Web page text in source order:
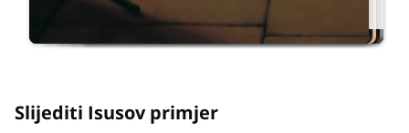
paraliziranom muškarcu hodati.
ljudi u gomili s pet kruhova i dvije ribe.
krećući se naprijed.
uvjerenja.
i primiti oprost za svoje grijehe.
Slijediti Isusov primjer